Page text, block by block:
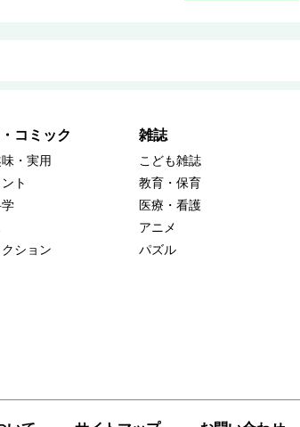
コミック
・実用
ト
ション
雑誌
こども雑誌
教育・保育
医療・看護
アニメ
パズル